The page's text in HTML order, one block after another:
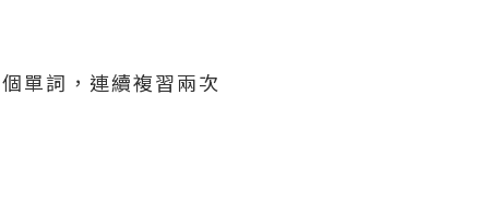
單詞，連續複習兩次